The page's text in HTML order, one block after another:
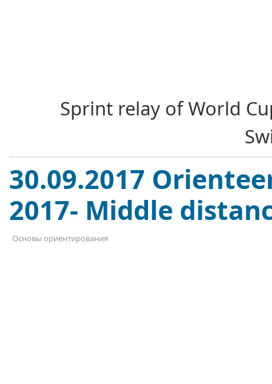
Sprint relay of World
30.09.2017
2017- Middle
Основы ориентирования